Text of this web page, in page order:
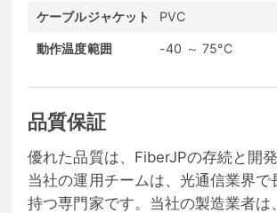
ケーブルジャケット PVC
動作温度範囲 -40 ～ 75°C
品質保証
優れた品質は、FiberJPの存続と開発
当社の運用チームは、光通信業界で
持つ専門家です。当社の製造業者は